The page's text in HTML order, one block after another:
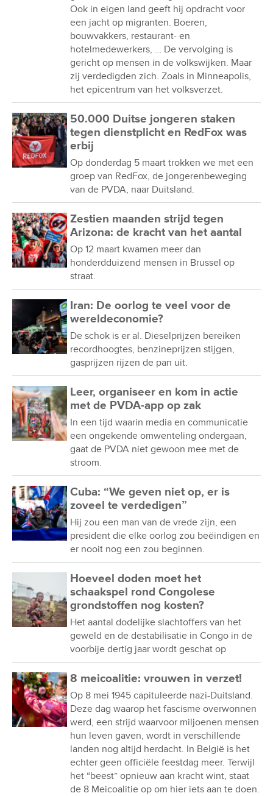
Ook in eigen land geeft hij opdracht voor
een jacht op migranten. Boeren,
bouwvakkers, restaurant- en
hotelmedewerkers, … De vervolging is
gericht op mensen in de volkswijken. Maar
zij verdedigden zich. Zoals in Minneapolis,
het epicentrum van het volksverzet.
50.000 Duitse jongeren staken
tegen dienstplicht en RedFox was
erbij
Op donderdag 5 maart trokken we met een
groep van RedFox, de jongerenbeweging
van de PVDA, naar Duitsland.
Zestien maanden strijd tegen
Arizona: de kracht van het aantal
Op 12 maart kwamen meer dan
honderdduizend mensen in Brussel op
straat.
Iran: De oorlog te veel voor de
wereldeconomie?
De schok is er al. Dieselprijzen bereiken
recordhoogtes, benzineprijzen stijgen,
gasprijzen rijzen de pan uit.
Leer, organiseer en kom in actie
met de PVDA-app op zak
In een tijd waarin media en communicatie
een ongekende omwenteling ondergaan,
gaat de PVDA niet gewoon mee met de
stroom.
Cuba: “We geven niet op, er is
zoveel te verdedigen”
Hij zou een man van de vrede zijn, een
president die elke oorlog zou beëindigen en
er nooit nog een zou beginnen.
Hoeveel doden moet het
schaakspel rond Congolese
grondstoffen nog kosten?
Het aantal dodelijke slachtoffers van het
geweld en de destabilisatie in Congo in de
voorbije dertig jaar wordt geschat op
8 meicoalitie: vrouwen in verzet!
Op 8 mei 1945 capituleerde nazi-Duitsland.
Deze dag waarop het fascisme overwonnen
werd, een strijd waarvoor miljoenen mensen
hun leven gaven, wordt in verschillende
landen nog altijd herdacht. In België is het
echter geen officiële feestdag meer. Terwijl
het “beest” opnieuw aan kracht wint, staat
de 8 Meicoalitie op om hier iets aan te doen.